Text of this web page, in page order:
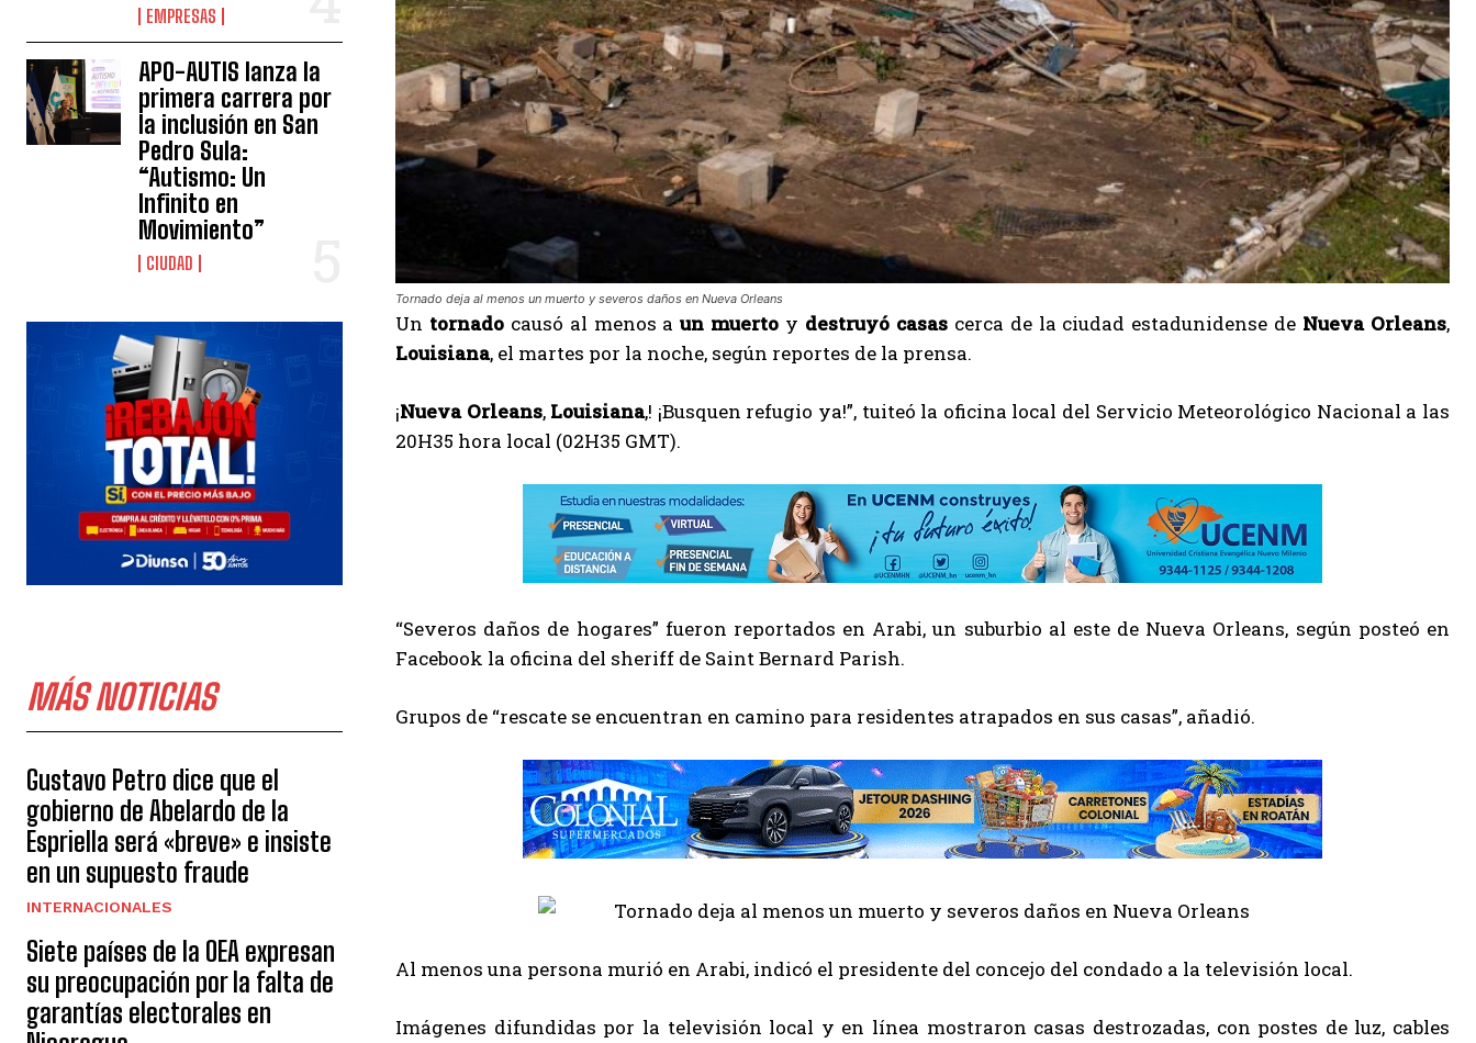
EMPRESAS
APO-AUTIS lanza la
primera carrera por
la inclusión en San
Pedro Sula:
“Autismo: Un
Infinito en
Movimiento”
CIUDAD
MÁS NOTICIAS
Gustavo Petro dice que el
gobierno de Abelardo de la
Espriella será «breve» e insiste
en un supuesto fraude
INTERNACIONALES
Siete países de la OEA expresan
su preocupación por la falta de
garantías electorales en
Tornado deja al menos un muerto y severos daños en Nueva Orleans
Un tornadocausó al menos aun muerto y destruyó casascerca de la ciudad estadunidense de Nueva Orleans,
Louisiana, el martes por la noche, según reportes de la prensa.
¡Nueva Orleans, Louisiana,! ¡Busquen refugio ya!”, tuiteó la oficina local del Servicio Meteorológico Nacional a las
20H35 hora local (02H35 GMT).
“Severos daños de hogares” fueron reportados en Arabi, un suburbio al este de Nueva Orleans, según posteó en
Facebook la oficina del sheriff de Saint Bernard Parish.
Grupos de “rescate se encuentran en camino para residentes atrapados en sus casas”, añadió.
Al menos una persona murió en Arabi, indicó el presidente del concejo del condado a la televisión local.
Imágenes difundidas por la televisión local y en línea mostraron casas destrozadas, con postes de luz, cables